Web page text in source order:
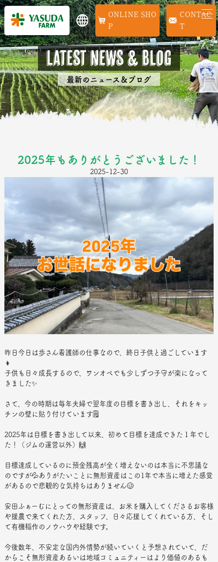
ONLINE SHOP CONTACT
Latest news & Blog
最新のニュース＆ブログ
2025年もありがとうございました！
2025-12-30
昨日今日は歩さん看護師の仕事なので、終日子供と過ごしています
👦
子供も日々成長するので、ワンオペでも少しずつ子守が楽になって
きました✨
さて、今の時期は毎年夫婦で翌年度の目標を書き出し、それをキッ
チンの壁に貼り付けています🗒️
2025年は目標を書き出して以来、初めて目標を達成できた１年でし
た！（ジムの運営以外）🙌
目標達成しているのに預金残高が全く増えないのは本当に不思議な
のですが💦ありがたいことに無形資産はこの1年で本当に増えた感覚
があるので悲観的な気持ちはありません🥴
安田ふぁーむにとっての無形資産は、お米を購入してくださるお客様
や援農で来てくれた方、スタッフ、日々応援してくれている方、そし
て有機稲作のノウハウや経験です。
今後数年、不安定な国内外情勢が続いていくと予想されていて、だ
からこそ無形資産あるいは地域コミュニティーはより価値のあるも